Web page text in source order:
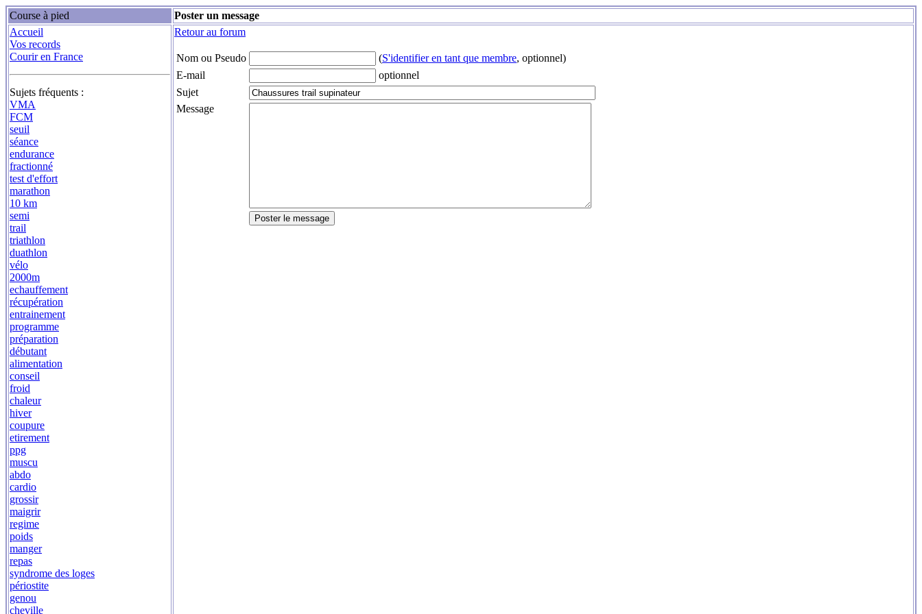
Course à pied
Poster un message
Accueil
Vos records
Courir en France
Sujets fréquents :
VMA
FCM
seuil
séance
endurance
fractionné
test d'effort
marathon
10 km
semi
trail
triathlon
duathlon
vélo
2000m
echauffement
récupération
entrainement
programme
préparation
débutant
alimentation
conseil
froid
chaleur
hiver
coupure
etirement
ppg
muscu
abdo
cardio
grossir
maigrir
regime
poids
manger
repas
syndrome des loges
périostite
genou
cheville
Retour au forum
Nom ou Pseudo (S'identifier en tant que membre, optionnel)
E-mail
optionnel
Sujet
Message